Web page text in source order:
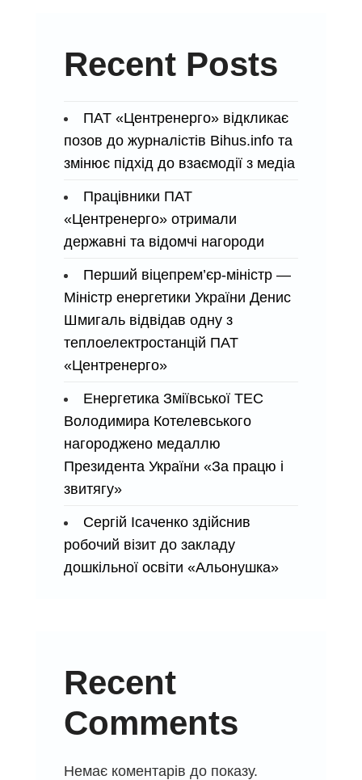
Recent Posts
ПАТ «Центренерго» відкликає
позов до журналістів Bihus.info та
змінює підхід до взаємодії з медіа
Працівники ПАТ
«Центренерго» отримали
державні та відомчі нагороди
Перший віцепрем’єр-міністр —
Міністр енергетики України Денис
Шмигаль відвідав одну з
теплоелектростанцій ПАТ
«Центренерго»
Енергетика Зміївської ТЕС
Володимира Котелевського
нагороджено медаллю
Президента України «За працю і
звитягу»
Сергій Ісаченко здійснив
робочий візит до закладу
дошкільної освіти «Альонушка»
Recent
Comments
Немає коментарів до показу.